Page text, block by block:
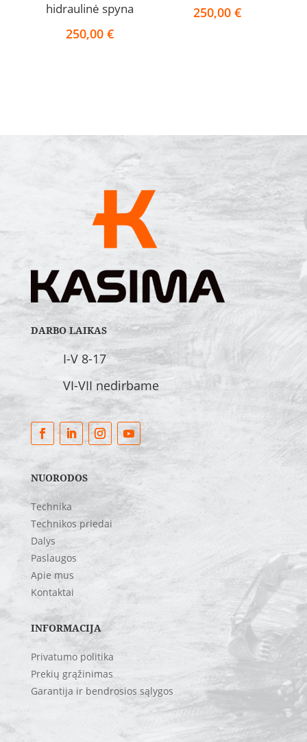
hidraulinė spyna
250,00 €
250,00€
DARBO LAIKAS
I-V 8-17
VI-VII nedirbame
NUORODOS
Technika
Technikos priedai
Dalys
Paslaugos
Apie mus
Kontaktai
INFORMACIJA
Privatumo politika
Prekių grąžinimas
Garantija ir bendrosios sąlygos